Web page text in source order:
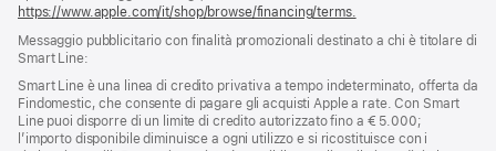
https://www.apple.com/it/shop/browse/financing/terms.
Messaggio pubblicitario con finalità promozionali destinato a chi è titolare di
Smart Line:
Smart Line è una linea di credito privativa a tempo indeterminato, offerta da
Findomestic, che consente di pagare gli acquisti Apple a rate. Con Smart
Line puoi disporre di un limite di credito autorizzato fino a € 5.000;
l’importo disponibile diminuisce a ogni utilizzo e si ricostituisce con i